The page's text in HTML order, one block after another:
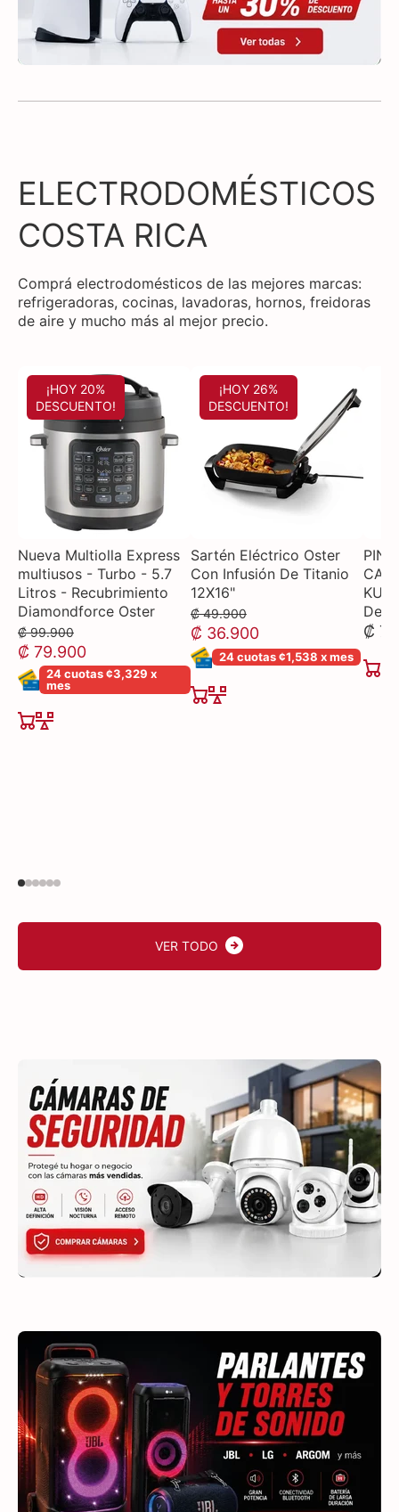
ELECTRODOMÉSTICOS
COSTA RICA
Comprá electrodomésticos de las mejores marcas:
refrigeradoras, cocinas, lavadoras, hornos, freidoras
de aire y mucho más al mejor precio.
Nueva Multiolla Express
multiusos - Turbo - 5.7
Litros - Recubrimiento
Diamondforce Oster
₡ 99.900
₡ 79.900
24 cuotas ¢3,329 x
mes
¡HOY 20%
DESCUENTO!
Sartén Eléctrico Oster
Con Infusión De Titanio
12X16"
₡ 49.900
₡ 36.900
24 cuotas ¢1,538 x mes
¡HOY 26%
DESCUENTO!
₡
VER TODO